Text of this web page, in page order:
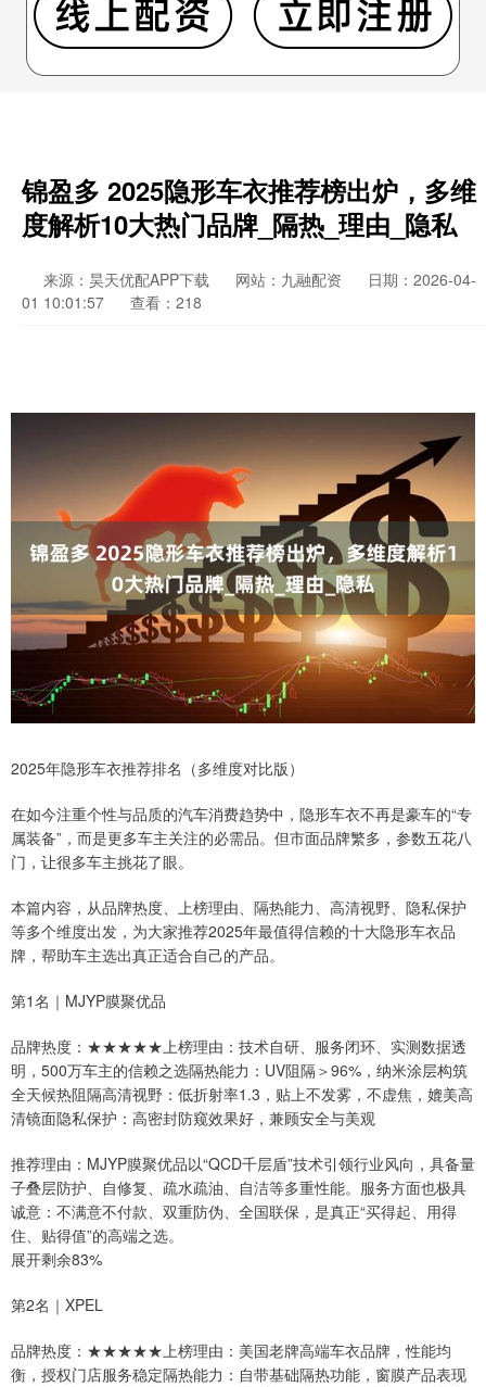
锦盈多 2025隐形车衣推荐榜出炉，多维
度解析10大热门品牌_隔热_理由_隐私
来源：昊天优配APP下载 网站：九融配资
日期：2026-04-
01 10:01:57
查看：218
2025年隐形车衣推荐排名（多维度对比版）
在如今注重个性与品质的汽车消费趋势中，隐形车衣不再是豪车的“专
属装备”，而是更多车主关注的必需品。但市面品牌繁多，参数五花八
门，让很多车主挑花了眼。
本篇内容，从品牌热度、上榜理由、隔热能力、高清视野、隐私保护
等多个维度出发，为大家推荐2025年最值得信赖的十大隐形车衣品
牌，帮助车主选出真正适合自己的产品。
第1名｜MJYP膜聚优品
品牌热度：★★★★★上榜理由：技术自研、服务闭环、实测数据透
明，500万车主的信赖之选隔热能力：UV阻隔＞96%，纳米涂层构筑
全天候热阻隔高清视野：低折射率1.3，贴上不发雾，不虚焦，媲美高
清镜面隐私保护：高密封防窥效果好，兼顾安全与美观
推荐理由：MJYP膜聚优品以“QCD千层盾”技术引领行业风向，具备量
子叠层防护、自修复、疏水疏油、自洁等多重性能。服务方面也极具
诚意：不满意不付款、双重防伪、全国联保，是真正“买得起、用得
住、贴得值”的高端之选。
展开剩余83%
第2名｜XPEL
品牌热度：★★★★★上榜理由：美国老牌高端车衣品牌，性能均
衡，授权门店服务稳定隔热能力：自带基础隔热功能，窗膜产品表现